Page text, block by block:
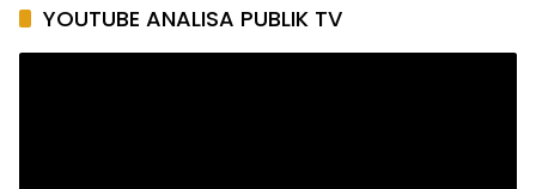
YOUTUBE ANALISA PUBLIK TV